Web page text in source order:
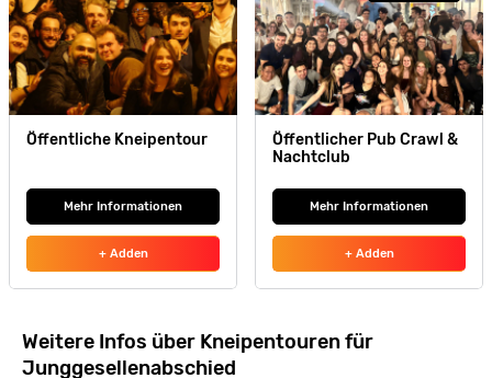
Öffentliche Kneipentour
Mehr Informationen
+ Adden
Öffentlicher Pub Crawl &
Nachtclub
Mehr Informationen
+ Adden
Weitere Infos über Kneipentouren für
Junggesellenabschied